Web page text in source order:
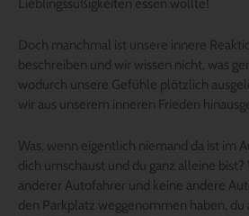
Lieblingssüßigkeiten essen wollte!
Doch manchmal ist unsere innere
beschreiben und wir wissen nicht, was
wodurch unsere Gefühle plötzlich
wir aus unserem inneren Frieden
Was, wenn eigentlich niemand da ist im
dich umschaust und du ganz alleine bist?
anderer Autofahrer und keine andere
den Parkplatz weggenommen haben,